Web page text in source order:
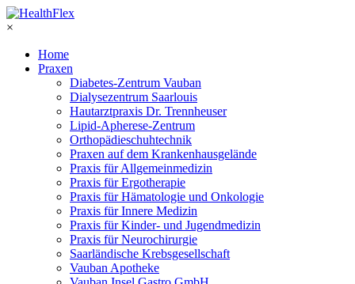
×
Home
Praxen
Diabetes-Zentrum Vauban
Dialysezentrum Saarlouis
Hautarztpraxis Dr. Trennheuser
Lipid-Apherese-Zentrum
Orthopädieschuhtechnik
Praxen auf dem Krankenhausgelände
Praxis für Allgemeinmedizin
Praxis für Ergotherapie
Praxis für Hämatologie und Onkologie
Praxis für Innere Medizin
Praxis für Kinder- und Jugendmedizin
Praxis für Neurochirurgie
Saarländische Krebsgesellschaft
Vauban Apotheke